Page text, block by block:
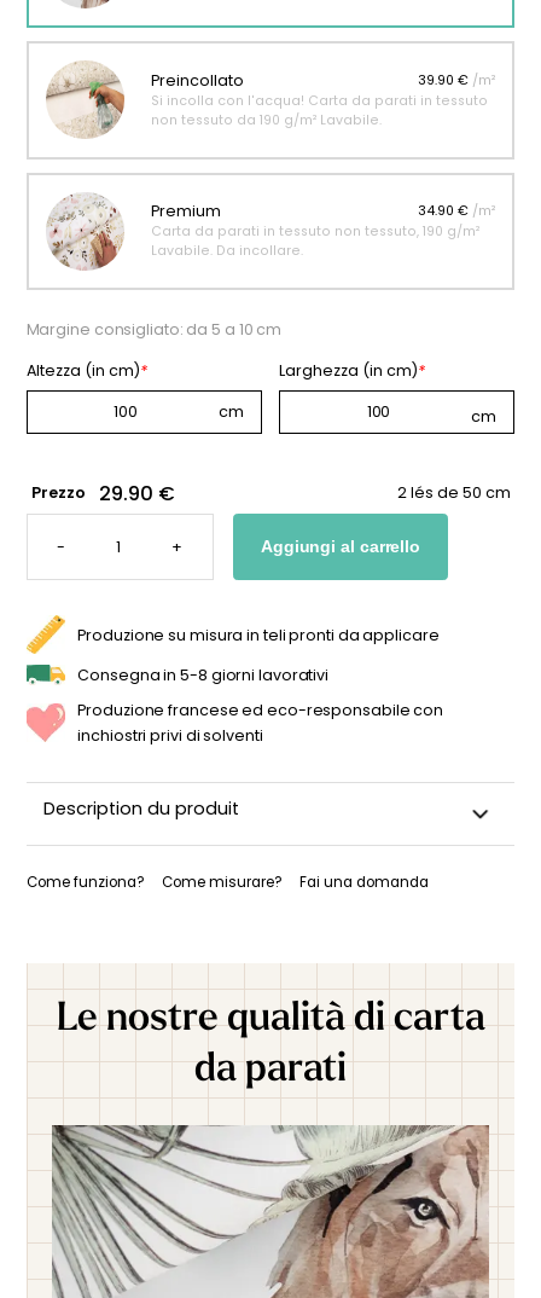
Preincollato 39.90 € /m²
Si incolla con l'acqua! Carta da parati in tessuto
non tessuto da 190 g/m² Lavabile.
Premium 34.90 € /m²
Carta da parati in tessuto non tessuto, 190 g/m²
Lavabile. Da incollare.
Margine consigliato: da 5 a 10 cm
Altezza (in cm)* Larghezza (in cm)*
Prezzo 29.90 € 2 lés de 50 cm
-
CARTA
PARATI
MOTIVI
+ Aggiungi al carrello
Produzione su misura in teli pronti da applicare
Consegna in 5-8 giorni lavorativi
Produzione francese ed eco-responsabile con
inchiostri privi di solventi
Description du produit
Come funziona? Come misurare? Fai una domanda
Le nostre qualità di carta
da parati